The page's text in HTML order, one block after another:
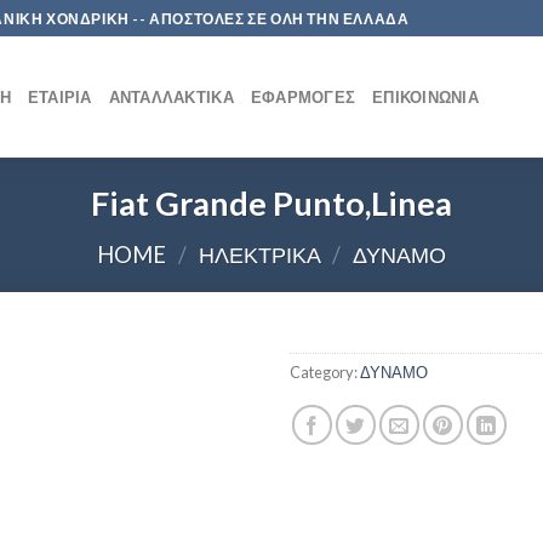
ΧΟΝΔΡΙΚΗ -- ΑΠΟΣΤΟΛΕΣ ΣΕ ΟΛΗ ΤΗΝ ΕΛΛΑΔΑ
ΕΤΑΙΡΊΑ ΑΝΤΑΛΛΑΚΤΙΚΆ ΕΦΑΡΜΟΓΈΣ ΕΠΙΚΟΙΝΩΝΊΑ
Fiat Grande Punto,Linea
HOME / ΗΛΕΚΤΡΙΚΑ / ΔΥΝΑΜΟ
Category:ΔΥΝΑΜΟ